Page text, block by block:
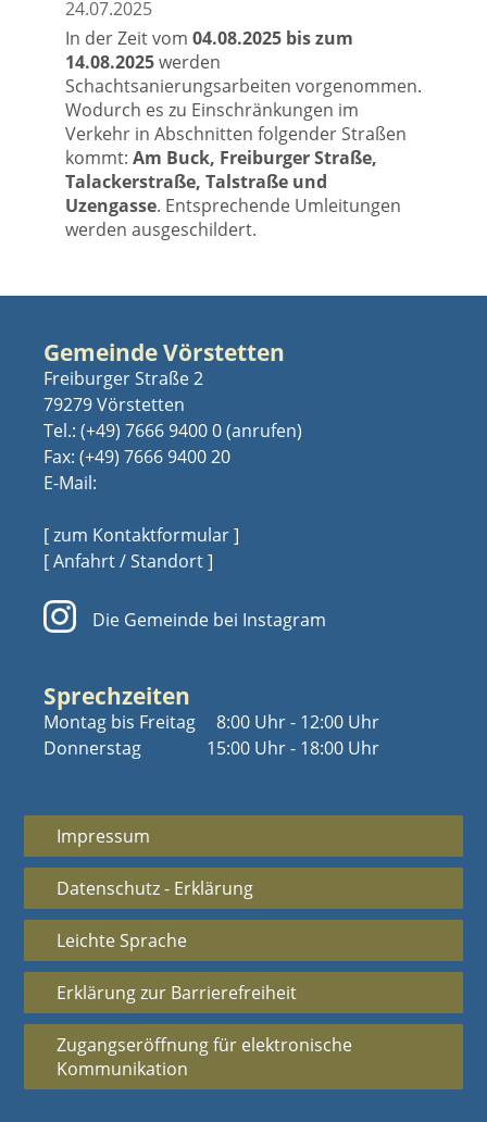
24.07.2025
In der Zeit vom 04.08.2025 bis zum
14.08.2025werden
Schachtsanierungsarbeiten vorgenommen.
Wodurch es zu Einschränkungen im
Verkehr in Abschnitten folgender Straßen
kommt: Am Buck, Freiburger Straße,
Talackerstraße, Talstraße und
Uzengasse. Entsprechende Umleitungen
werden ausgeschildert.
Gemeinde Vörstetten
Freiburger Straße 2
79279 Vörstetten
Tel.: (+49) 7666 9400 0
Fax: (+49) 7666 9400 20
E-Mail:
[ zum Kontaktformular ]
[ Anfahrt / Standort ]
Die Gemeinde bei Instagram
Sprechzeiten
Montag bis Freitag
Donnerstag
8:00 Uhr - 12:00 Uhr
15:00 Uhr - 18:00 Uhr
Impressum
Datenschutz - Erklärung
Leichte Sprache
Erklärung zur Barrierefreiheit
Zugangseröffnung für elektronische
Kommunikation